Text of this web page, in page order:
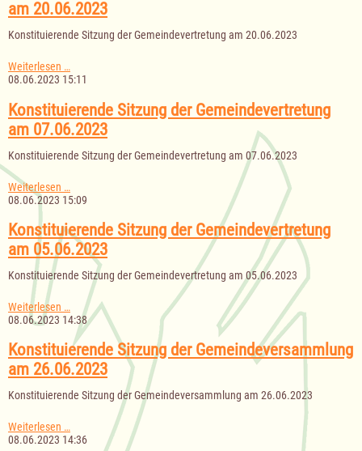
01.06.2023
am 20.06.2023
Konstituierende Sitzung der Gemeindevertretung am 20.06.2023
Weiterlesen …
Sitzung
Gemeindevertretung
am
20.06.2023
08.06.2023 15:11
Konstituierende Sitzung der Gemeindevertretung
am 07.06.2023
Konstituierende Sitzung der Gemeindevertretung am 07.06.2023
Weiterlesen …
Sitzung
Gemeindevertretung
am
07.06.2023
08.06.2023 15:09
Konstituierende Sitzung der Gemeindevertretung
am 05.06.2023
Konstituierende Sitzung der Gemeindevertretung am 05.06.2023
Weiterlesen … Konstituierende
Sitzung
der
Gemeindevertretung
am
05.06.2023
08.06.2023 14:38
Konstituierende Sitzung der Gemeindeversammlung
am 26.06.2023
Konstituierende Sitzung der Gemeindeversammlung am 26.06.2023
Weiterlesen …Konstituierende
Sitzung
08.06.2023 14:36